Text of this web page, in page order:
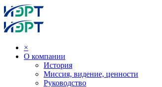
×
О компании
История
Миссия, видение, ценности
Руководство